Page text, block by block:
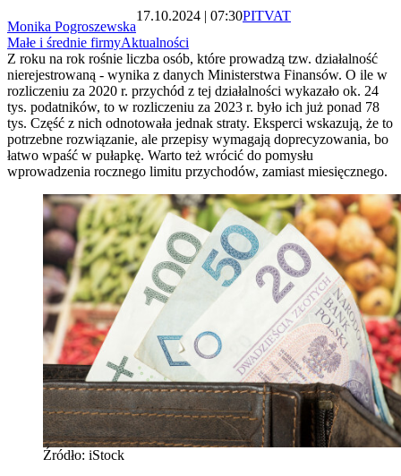
Monika Pogroszewska
17.10.2024 | 07:30PITVAT
Małe i średnie firmyAktualności
Z roku na rok rośnie liczba osób, które prowadzą tzw. działalność
nierejestrowaną - wynika z danych Ministerstwa Finansów. O ile w
rozliczeniu za 2020 r. przychód z tej działalności wykazało ok. 24
tys. podatników, to w rozliczeniu za 2023 r. było ich już ponad 78
tys. Część z nich odnotowała jednak straty. Eksperci wskazują, że to
potrzebne rozwiązanie, ale przepisy wymagają doprecyzowania, bo
łatwo wpaść w pułapkę. Warto też wrócić do pomysłu
wprowadzenia rocznego limitu przychodów, zamiast miesięcznego.
Źródło: iStock